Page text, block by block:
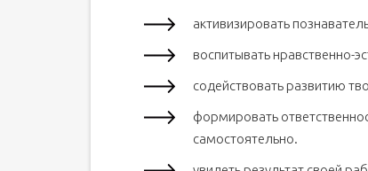
активизировать
воспитывать нравственно-
содействовать развитию
формировать
самостоятельно.